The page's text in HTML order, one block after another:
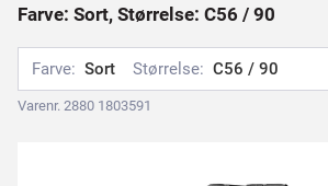
Farve: Sort, Størrelse: C56 / 90
Farve: Sort Størrelse: C56 / 90
Varenr. 2880 1803591